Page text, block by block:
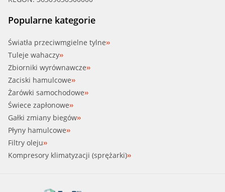
Popularne kategorie
Światła przeciwmgielne tylne
Tuleje wahaczy
Zbiorniki wyrównawcze
Zaciski hamulcowe
Żarówki samochodowe
Świece zapłonowe
Gałki zmiany biegów
Płyny hamulcowe
Filtry oleju
Kompresory klimatyzacji (sprężarki)